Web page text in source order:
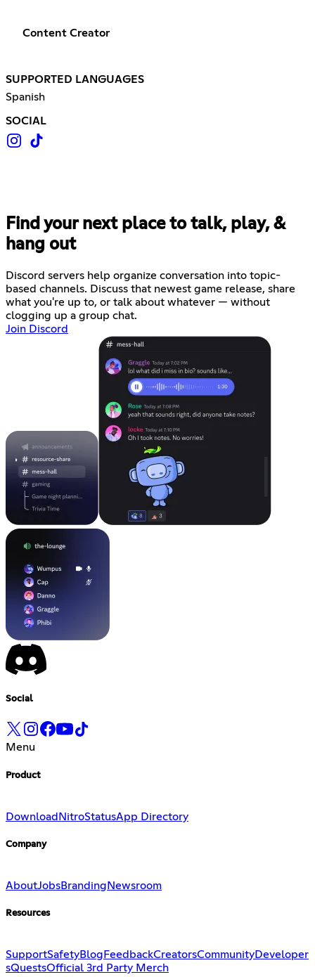
Content Creator
SUPPORTED LANGUAGES
Spanish
SOCIAL
Find your next place to talk, play, &
hang out
Discord servers help organize conversation into topic-
based channels. Discuss that newest game release, share
what you're up to, or talk about whatever — without
clogging up a group chat.
Join Discord
Social
Menu
Product
Download NitroStatusApp Directory
Company
AboutJobsBranding Newsroom
Resources
SupportSafetyBlog FeedbackCreatorsCommunityDeveloper
sQuestsOfficial 3rd Party Merch